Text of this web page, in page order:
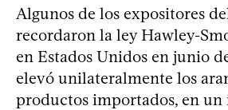
Algunos de los expositores
recordaron la ley Hawley-
en Estados Unidos en junio
elevó unilateralmente los
productos importados, en un